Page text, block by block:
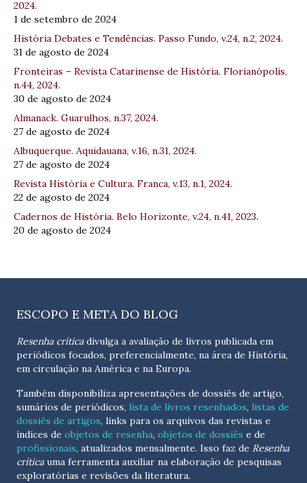
2024.
1 de setembro de 2024
História Debates e Tendências. Passo Fundo, v.24, n.2, 2024.
31 de agosto de 2024
Fronteiras – Revista Catarinense de História. Florianópolis,
n.44, 2024.
30 de agosto de 2024
Almanack. Guarulhos, n.37, 2024.
27 de agosto de 2024
Albuquerque. Aquidauana, v.16, n.31, 2024.
27 de agosto de 2024
Revista História e Cultura. Franca, v.13, n.1, 2024.
22 de agosto de 2024
Cadernos de História. Belo Horizonte, v.24, n.41, 2023.
20 de agosto de 2024
ESCOPO E META DO BLOG
Resenha críticadivulga a avaliação de livros publicada em
periódicos focados, preferencialmente, na área de História,
em circulação na América e na Europa.
Também disponibiliza apresentações de dossiês de artigo,
sumários de periódicos, lista de livros resenhados, listas de
dossiês de artigos, links para os arquivos das revistas e
índices de objetos de resenha, objetos de dossiês e de
profissionais, atualizados mensalmente. Isso faz de Resenha
críticauma ferramenta auxiliar na elaboração de pesquisas
exploratórias e revisões da literatura.